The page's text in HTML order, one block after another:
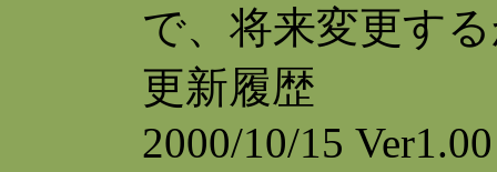
で、将来変更す
更新履歴
2000/10/15 Ver1.00